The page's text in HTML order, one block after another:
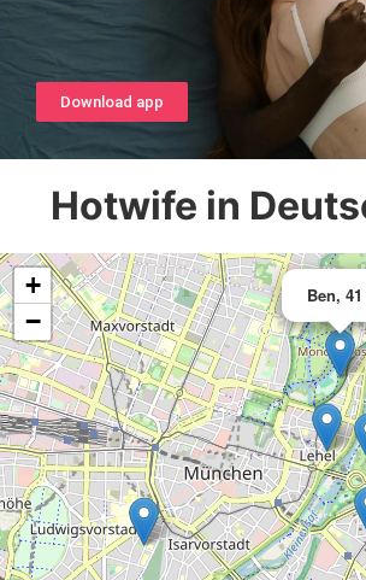
Download app
Hotwife in
Ben, 41
+
−